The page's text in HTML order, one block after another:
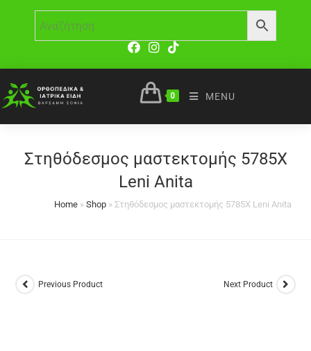
0 MENU
Στηθόδεσμος μαστεκτομής 5785X
Leni Anita
Home » Shop » Στηθόδεσμος μαστεκτομής 5785X Leni Anita
Previous Product Next Product